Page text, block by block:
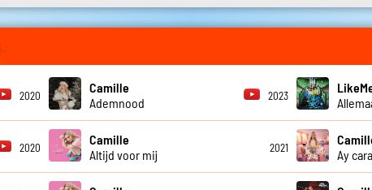
2020
Camille
Ademnood
2023
2020
Camille
Altijd voor mij
2021
Ay